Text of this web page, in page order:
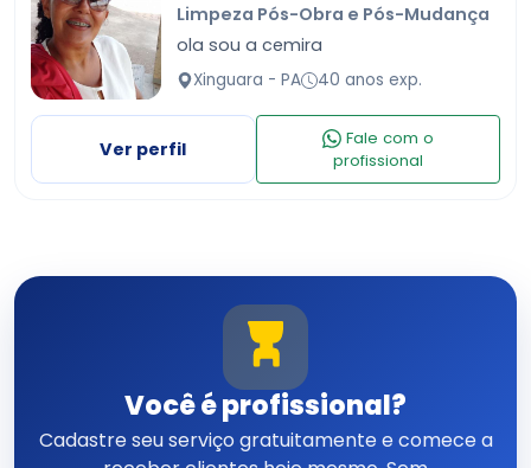
Limpeza Pós-Obra e Pós-Mudança
ola sou a cemira
Xinguara - PA 40 anos exp.
Ver perfil
Fale com o
profissional
Você é profissional?
Cadastre seu serviço gratuitamente e comece a